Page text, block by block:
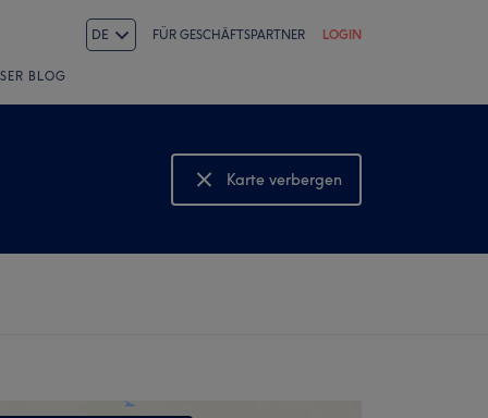
DE FÜR GESCHÄFTSPARTNER LOGIN
BLOG
Karte verbergen
Karte anzeigen